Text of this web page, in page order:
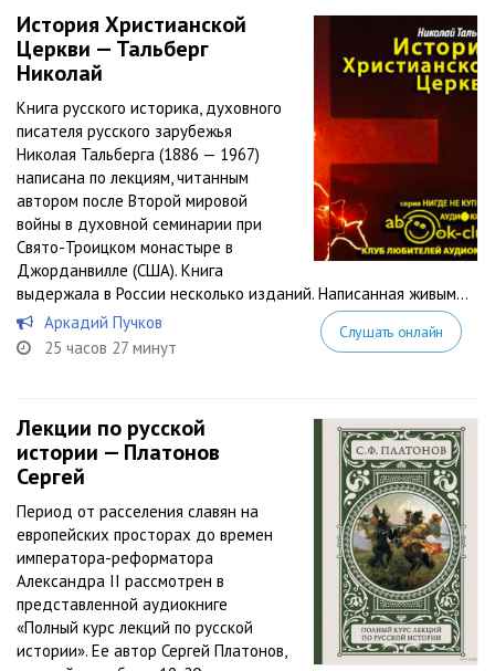
История Христианской
Церкви — Тальберг
Николай
Книга русского историка, духовного
писателя русского зарубежья
Николая Тальберга (1886 — 1967)
написана по лекциям, читанным
автором после Второй мировой
войны в духовной семинарии при
Свято-Троицком монастыре в
Джорданвилле (США). Книга
выдержала в России несколько изданий. Написанная живым...
Аркадий Пучков
25 часов 27 минут
Слушать онлайн
Лекции по русской
истории — Платонов
Сергей
Период от расселения славян на
европейских просторах до времен
императора-реформатора
Александра II рассмотрен в
представленной аудиокниге
«Полный курс лекций по русской
истории». Ее автор Сергей Платонов,